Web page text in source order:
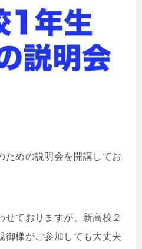
ための説明会を開講してお
せておりますが、新高校２
御様がご参加しても大丈夫